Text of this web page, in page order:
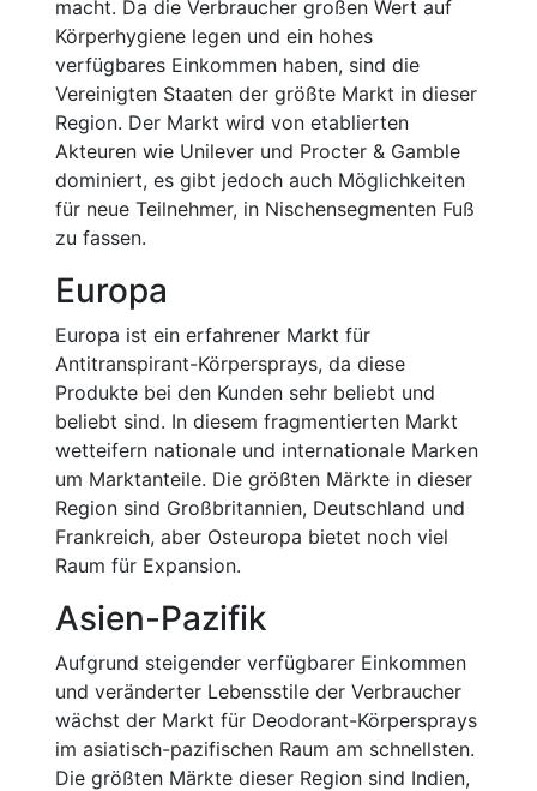
macht. Da die Verbraucher großen Wert auf
Körperhygiene legen und ein hohes
verfügbares Einkommen haben, sind die
Vereinigten Staaten der größte Markt in dieser
Region. Der Markt wird von etablierten
Akteuren wie Unilever und Procter & Gamble
dominiert, es gibt jedoch auch Möglichkeiten
für neue Teilnehmer, in Nischensegmenten Fuß
zu fassen.
Europa
Europa ist ein erfahrener Markt für
Antitranspirant-Körpersprays, da diese
Produkte bei den Kunden sehr beliebt und
beliebt sind. In diesem fragmentierten Markt
wetteifern nationale und internationale Marken
um Marktanteile. Die größten Märkte in dieser
Region sind Großbritannien, Deutschland und
Frankreich, aber Osteuropa bietet noch viel
Raum für Expansion.
Asien-Pazifik
Aufgrund steigender verfügbarer Einkommen
und veränderter Lebensstile der Verbraucher
wächst der Markt für Deodorant-Körpersprays
im asiatisch-pazifischen Raum am schnellsten.
Die größten Märkte dieser Region sind Indien,